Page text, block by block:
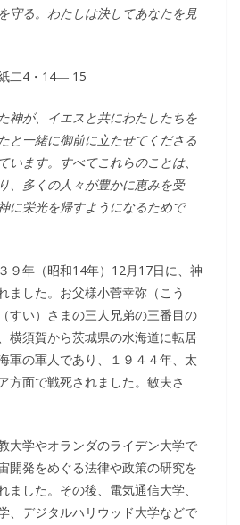
守る。わたしは決してあなたを見
二4・14― 15
神が、イエスと共にわたしたちを
と一緒に御前に立たせてくださる
います。すべてこれらのことは、
、多くの人々が豊かに恵みを受
に栄光を帰すようになるためで
９年（昭和14年）12月17日に、神
ました。お父様小菅幸弥（こう
すい）さまの三人兄弟の三番目の
横須賀から茨城県の水海道に転居
軍の軍人であり、１９４４年、太
方面で戦死されました。敏夫さ
大学やオランダのライデン大学で
開発をめぐる法律や政策の研究を
ました。その後、電気通信大学、
、デジタルハリウッド大学などで